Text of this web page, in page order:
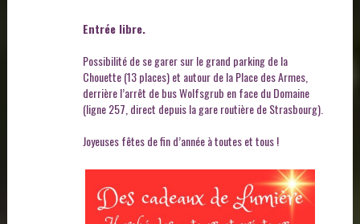
Entrée libre.
Possibilité de se garer sur le grand parking de la
Chouette (13 places) et autour de la Place des Armes,
derrière l’arrêt de bus Wolfsgrub en face du Domaine
(ligne 257, direct depuis la gare routière de Strasbourg).
Joyeuses fêtes de fin d’année à toutes et tous !